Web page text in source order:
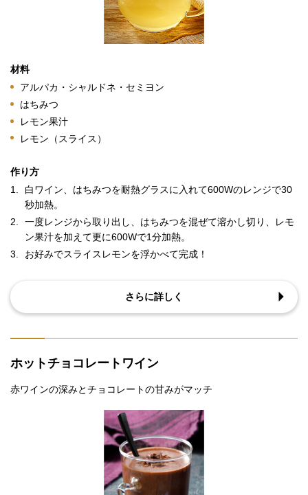
材料
アルパカ・シャルドネ・セミヨン
はちみつ
レモン果汁
レモン（スライス）
作り方
1.
白ワイン、はちみつを耐熱グラスに入れて600Wのレンジで30
秒加熱。
2.
一度レンジから取り出し、はちみつを混ぜて溶かし切り、レモ
ン果汁を加えて更に600Wで1分加熱。
3.
お好みでスライスレモンを浮かべて完成！
さらに詳しく
ホットチョコレートワイン
赤ワインの深みとチョコレートの甘みがマッチ